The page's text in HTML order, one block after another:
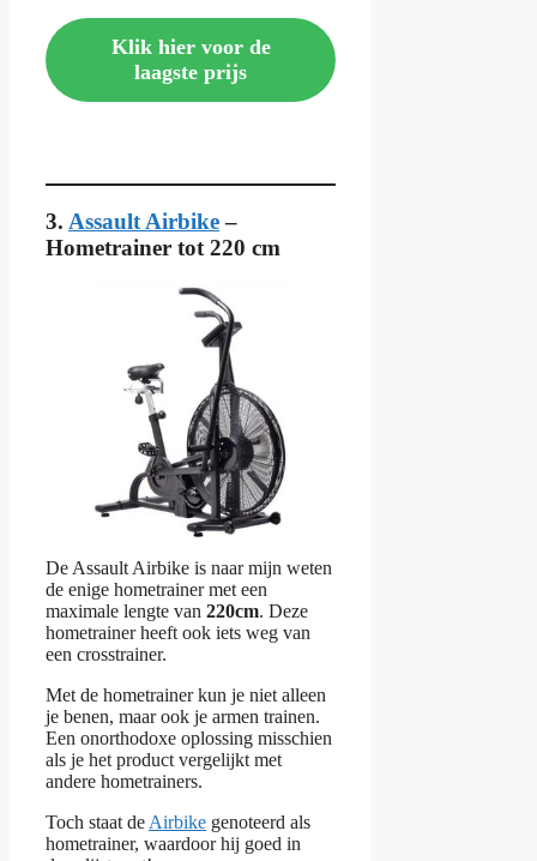
Klik hier voor de
laagste prijs
3. Assault Airbike–
Hometrainer tot 220 cm
De Assault Airbike is naar mijn weten
de enige hometrainer met een
maximale lengte van 220cm. Deze
hometrainer heeft ook iets weg van
een crosstrainer.
Met de hometrainer kun je niet alleen
je benen, maar ook je armen trainen.
Een onorthodoxe oplossing misschien
als je het product vergelijkt met
andere hometrainers.
Toch staat de Airbike genoteerd als
hometrainer, waardoor hij goed in